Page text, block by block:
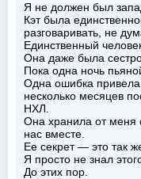
Я не должен был
Кэт была
разговаривать, не
Единственный
Она даже была
Пока одна ночь
Одна ошибка привела
несколько месяцев
НХЛ.
Она хранила от меня
нас вместе.
Ее секрет — это так
Я просто не знал
До этих пор.